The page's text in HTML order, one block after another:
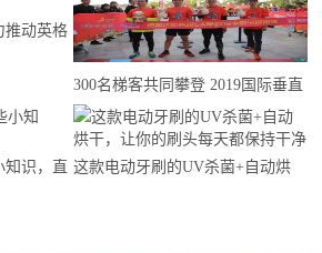
推动英格
300名梯客共同攀登 2019国际垂直
马拉松超级精英赛顺德海骏达中心
站欢乐开跑
知识，直 这款电动牙刷的UV杀菌+自动烘